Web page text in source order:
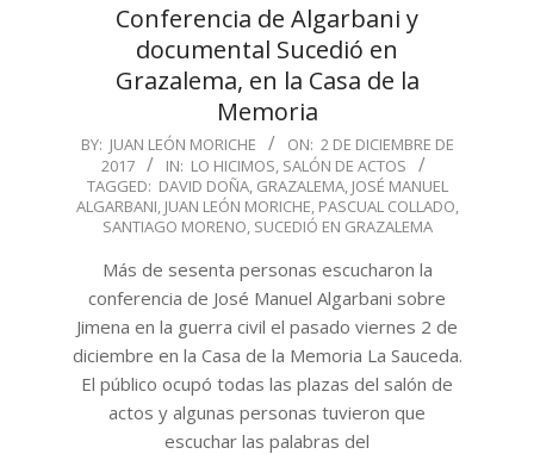
Conferencia de Algarbani y
documental Sucedió en
Grazalema, en la Casa de la
Memoria
2017-
02
BY: JUAN LEÓN MORICHE ON: 2 DE DICIEMBRE DE
2017
IN: LO HICIMOS, SALÓN DE ACTOS
TAGGED: DAVID DOÑA, GRAZALEMA, JOSÉ MANUEL
ALGARBANI, JUAN LEÓN MORICHE, PASCUAL COLLADO,
SANTIAGO MORENO, SUCEDIÓ EN GRAZALEMA
Más de sesenta personas escucharon la
conferencia de José Manuel Algarbani sobre
Jimena en la guerra civil el pasado viernes 2 de
diciembre en la Casa de la Memoria La Sauceda.
El público ocupó todas las plazas del salón de
actos y algunas personas tuvieron que
escuchar las palabras del